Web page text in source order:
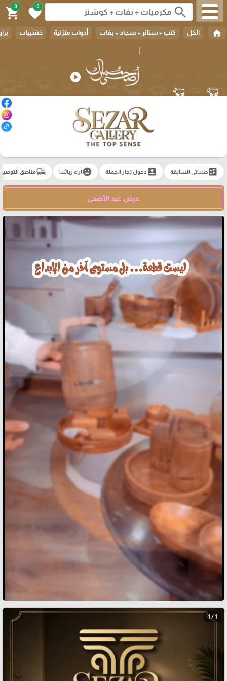
▼
search
0
favorite
0
shopping_cart
home الكل كنب + ستائر + سجاد + بفات أدوات منزلية خشبيات
play_circle
ballotطلباتي السابقة account_box دخول تجار الجملة emoji_emotionsآراء زبائننا commuteمناطق
عرض عيد الأضحى
1 / 1